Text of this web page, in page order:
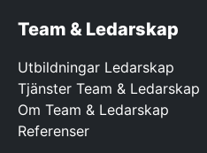
Team & Ledarskap
Utbildningar Ledarskap
Tjänster Team & Ledarskap
Om Team & Ledarskap
Referenser